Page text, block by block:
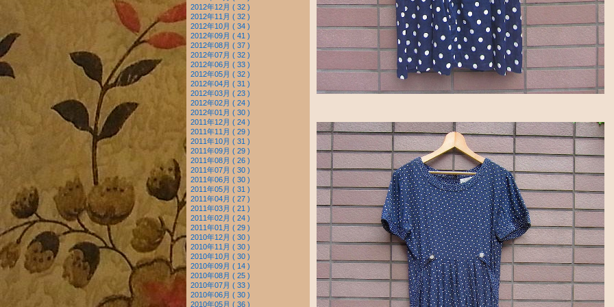
2012年12月 ( 32 )
2012年11月 ( 32 )
2012年10月 ( 34 )
2012年09月 ( 41 )
2012年08月 ( 37 )
2012年07月 ( 32 )
2012年06月 ( 33 )
2012年05月 ( 32 )
2012年04月 ( 31 )
2012年03月 ( 23 )
2012年02月 ( 24 )
2012年01月 ( 30 )
2011年12月 ( 24 )
2011年11月 ( 29 )
2011年10月 ( 31 )
2011年09月 ( 29 )
2011年08月 ( 26 )
2011年07月 ( 30 )
2011年06月 ( 30 )
2011年05月 ( 31 )
2011年04月 ( 27 )
2011年03月 ( 21 )
2011年02月 ( 24 )
2011年01月 ( 29 )
2010年12月 ( 30 )
2010年11月 ( 30 )
2010年10月 ( 30 )
2010年09月 ( 14 )
2010年08月 ( 25 )
2010年07月 ( 33 )
2010年06月 ( 30 )
2010年05月 ( 36 )